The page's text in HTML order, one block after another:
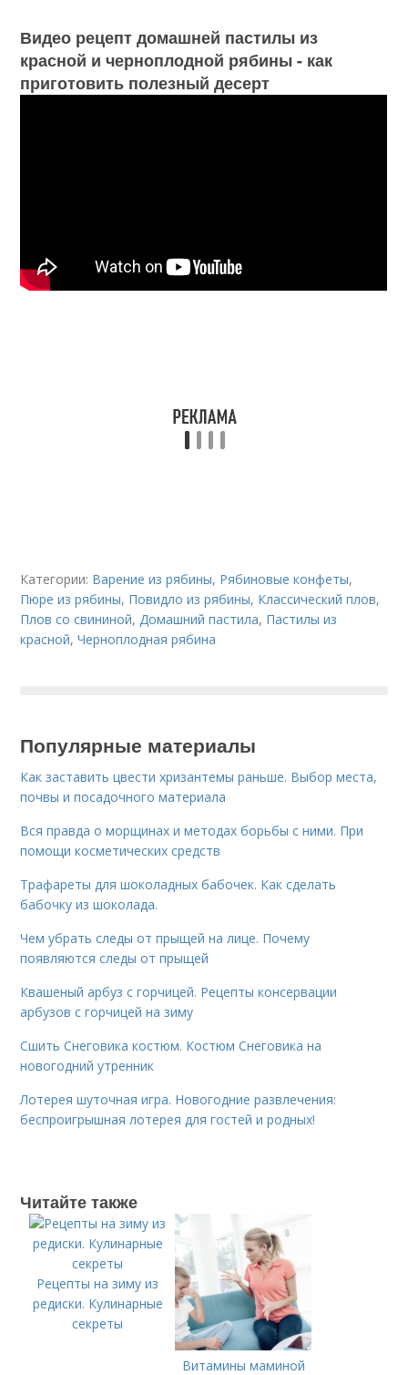
Видео рецепт домашней пастилы из
красной и черноплодной рябины - как
приготовить полезный десерт
Категории: Варение из рябины, Рябиновые конфеты,
Пюре из рябины, Повидло из рябины, Классический плов,
Плов со свининой,Домашний пастила, Пастилы из
красной,Черноплодная рябина
Популярные материалы
Как заставить цвести хризантемы раньше. Выбор места,
почвы и посадочного материала
Вся правда о морщинах и методах борьбы с ними. При
помощи косметических средств
Трафареты для шоколадных бабочек. Как сделать
бабочку из шоколада.
Чем убрать следы от прыщей на лице. Почему
появляются следы от прыщей
Квашеный арбуз с горчицей. Рецепты консервации
арбузов с горчицей на зиму
Сшить Снеговика костюм. Костюм Снеговика на
новогодний утренник
Лотерея шуточная игра. Новогодние развлечения:
беспроигрышная лотерея для гостей и родных!
Читайте также
Рецепты на зиму из
редиски. Кулинарные
секреты
Витамины маминой